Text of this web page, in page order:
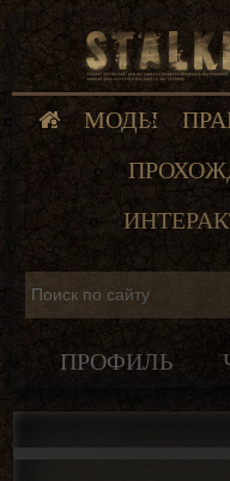
МОДЫ
ПРОФИЛЬ